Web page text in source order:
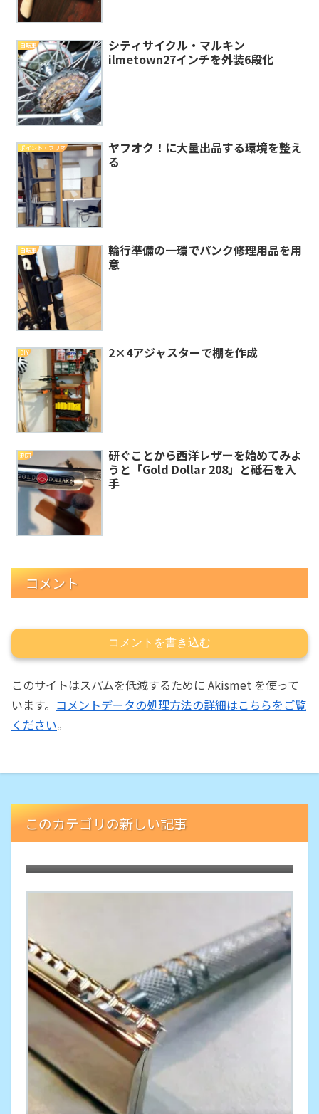
自転車
シティサイクル・マルキン
ilmetown27インチを外装6段化
ポイント・フリマ
ヤフオク！に大量出品する環境を整え
る
自転車
輪行準備の一環でパンク修理用品を用
意
DIY 2×4アジャスターで棚を作成
剃刀
研ぐことから西洋レザーを始めてみよ
うと「Gold Dollar 208」と砥石を入
手
コメント
コメントを書き込む
このサイトはスパムを低減するために Akismet を使って
います。 コメントデータの処理方法の詳細はこちらをご覧
ください。
このカテゴリの新しい記事
FUSIONの2枚刃バージョン「Gillette